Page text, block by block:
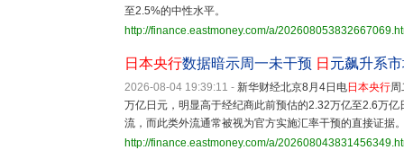
至2.5%的中性水平。
http://finance.eastmoney.com/a/
日本央行数据暗示周一未干预 日 元飙升系
2026-08-04 19:39:11 - 新华财经北京8月4日电日本央行
万亿日元，明显高于经纪商此前预估的2.32万亿至2.6万
流，而此类外流通常被视为官方实施汇率干预的直接证据
http://finance.eastmoney.com/a/